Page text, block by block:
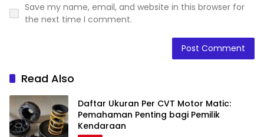
Save my name, email, and website in this browser for
the next time I comment.
Read Also
Daftar Ukuran Per CVT Motor Matic:
Pemahaman Penting bagi Pemilik
Kendaraan